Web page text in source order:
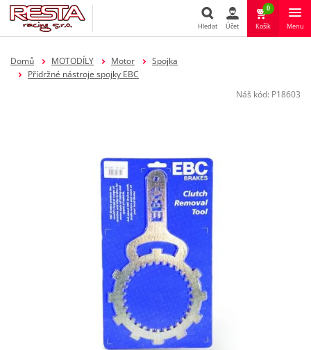
Hledat Účet
0
Košík Menu
Domů MOTODÍLY Motor
Spojka
Přídržné nástroje spojky EBC
Náš kód: P18603